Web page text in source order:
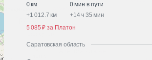
0 км
0 мин в пути
+1 012.7 км +14 ч 35 мин
5 085 ₽ за Платон
Саратовская область